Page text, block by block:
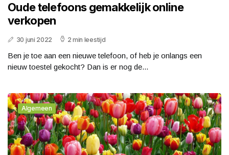
Oude telefoons gemakkelijk online
verkopen
30 juni 2022 2 min leestijd
Ben je toe aan een nieuwe telefoon, of heb je onlangs een
nieuw toestel gekocht? Dan is er nog de...
Algemeen